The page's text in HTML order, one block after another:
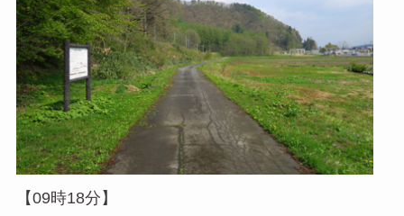
【09時18分】